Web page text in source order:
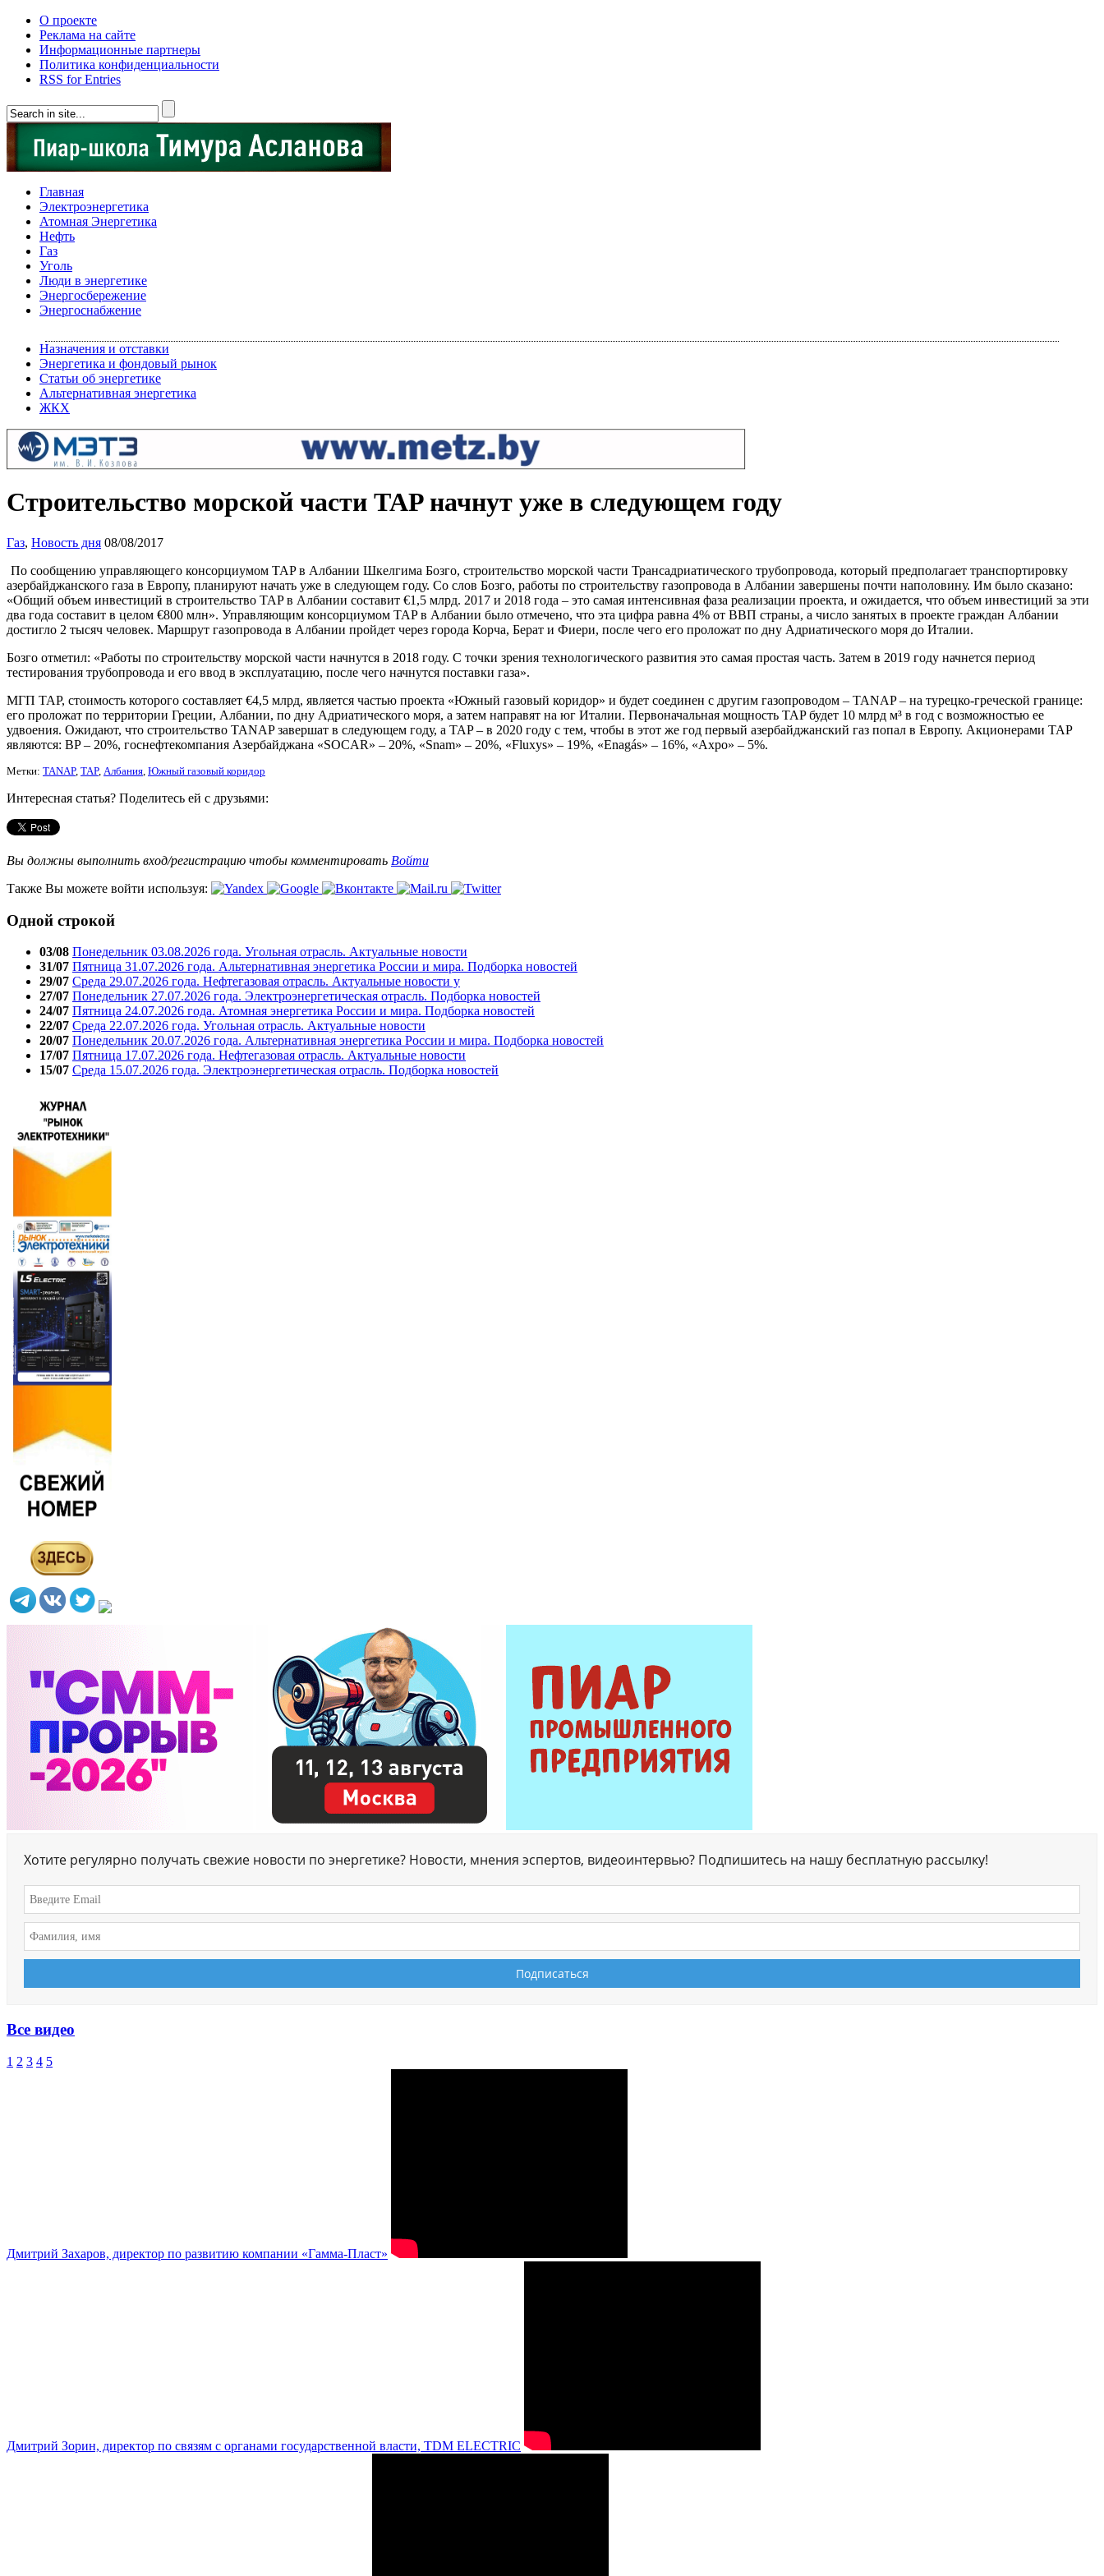
О проекте
Реклама на сайте
Информационные партнеры
Политика конфиденциальности
RSS for Entries
Главная
Электроэнергетика
Атомная Энергетика
Нефть
Газ
Уголь
Люди в энергетике
Энергосбережение
Энергоснабжение
Назначения и отставки
Энергетика и фондовый рынок
Статьи об энергетике
Альтернативная энергетика
ЖКХ
Строительство морской части TAP начнут уже в следующем году
Газ, Новость дня 08/08/2017
По сообщению управляющего консорциумом TAP в Албании Шкелгима Бозго, строительство морской части Трансадриатического трубопровода, который предполагает транспортировку
азербайджанского газа в Европу, планируют начать уже в следующем году. Со слов Бозго, работы по строительству газопровода в Албании завершены почти наполовину. Им было сказано:
«Общий объем инвестиций в строительство TAP в Албании составит €1,5 млрд. 2017 и 2018 года – это самая интенсивная фаза реализации проекта, и ожидается, что объем инвестиций за эти
два года составит в целом €800 млн». Управляющим консорциумом TAP в Албании было отмечено, что эта цифра равна 4% от ВВП страны, а число занятых в проекте граждан Албании
достигло 2 тысяч человек. Маршрут газопровода в Албании пройдет через города Корча, Берат и Фиери, после чего его проложат по дну Адриатического моря до Италии.
Бозго отметил: «Работы по строительству морской части начнутся в 2018 году. С точки зрения технологического развития это самая простая часть. Затем в 2019 году начнется период
тестирования трубопровода и его ввод в эксплуатацию, после чего начнутся поставки газа».
МГП ТАР, стоимость которого составляет €4,5 млрд, является частью проекта «Южный газовый коридор» и будет соединен с другим газопроводом – TANAP – на турецко-греческой границе:
его проложат по территории Греции, Албании, по дну Адриатического моря, а затем направят на юг Италии. Первоначальная мощность TAP будет 10 млрд м³ в год с возможностью ее
удвоения. Ожидают, что строительство TANAP завершат в следующем году, а TAP – в 2020 году с тем, чтобы в этот же год первый азербайджанский газ попал в Европу. Акционерами ТАР
являются: BP – 20%, госнефтекомпания Азербайджана «SOCAR» – 20%, «Snam» – 20%, «Fluxys» – 19%, «Enagás» – 16%, «Axpo» – 5%.
Метки: TANAP, TAP, Албания, Южный газовый коридор
Интересная статья? Поделитесь ей с друзьями:
Вы должны выполнить вход/регистрацию чтобы комментировать Войти
Также Вы можете войти используя:
Одной строкой
03/08 Понедельник 03.08.2026 года. Угольная отрасль. Актуальные новости
31/07 Пятница 31.07.2026 года. Альтернативная энергетика России и мира. Подборка новостей
29/07 Среда 29.07.2026 года. Нефтегазовая отрасль. Актуальные новости у
27/07 Понедельник 27.07.2026 года. Электроэнергетическая отрасль. Подборка новостей
24/07 Пятница 24.07.2026 года. Атомная энергетика России и мира. Подборка новостей
22/07 Среда 22.07.2026 года. Угольная отрасль. Актуальные новости
20/07 Понедельник 20.07.2026 года. Альтернативная энергетика России и мира. Подборка новостей
17/07 Пятница 17.07.2026 года. Нефтегазовая отрасль. Актуальные новости
15/07 Среда 15.07.2026 года. Электроэнергетическая отрасль. Подборка новостей
Хотите регулярно получать свежие новости по энергетике? Новости, мнения эспертов, видеоинтервью? Подпишитесь на нашу бесплатную рассылку!
Все видео
1 2 3 4 5
Дмитрий Захаров, директор по развитию компании «Гамма-Пласт»
Дмитрий Зорин, директор по связям с органами государственной власти, TDM ELECTRIC